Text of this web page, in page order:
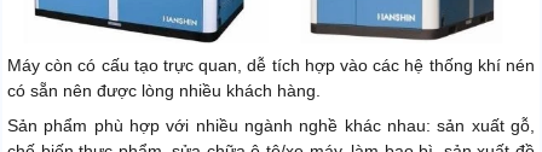
Máy còn có cấu tạo trực quan, dễ tích hợp vào các hệ thống khí nén
có sẵn nên được lòng nhiều khách hàng.
Sản phẩm phù hợp với nhiều ngành nghề khác nhau: sản xuất gỗ,